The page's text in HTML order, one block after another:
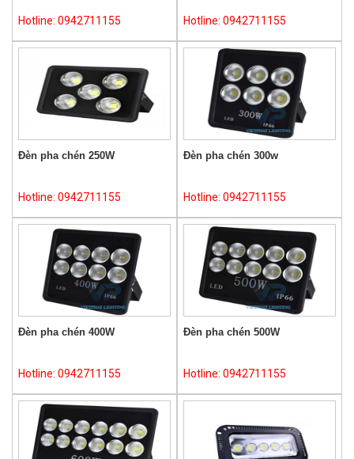
Hotline: 0942711155 Hotline: 0942711155
Đèn pha chén 250W
Hotline: 0942711155
Đèn pha chén 300w
Hotline: 0942711155
Đèn pha chén 400W
Hotline: 0942711155
Đèn pha chén 500W
Hotline: 0942711155